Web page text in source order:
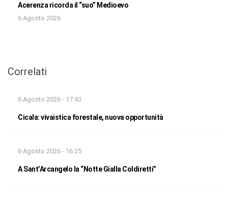
Acerenza ricorda il “suo” Medioevo
6 Agosto 2026
Correlati
6 Agosto 2026 - 17:43
Cicala: vivaistica forestale, nuova opportunità
6 Agosto 2026 - 16:25
A Sant’Arcangelo la “Notte Gialla Coldiretti”